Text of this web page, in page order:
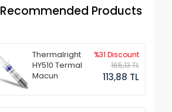
Recommended Products
Thermalright
HY510 Termal
Macun
%31 Discount
165,13 TL
113,88 TL